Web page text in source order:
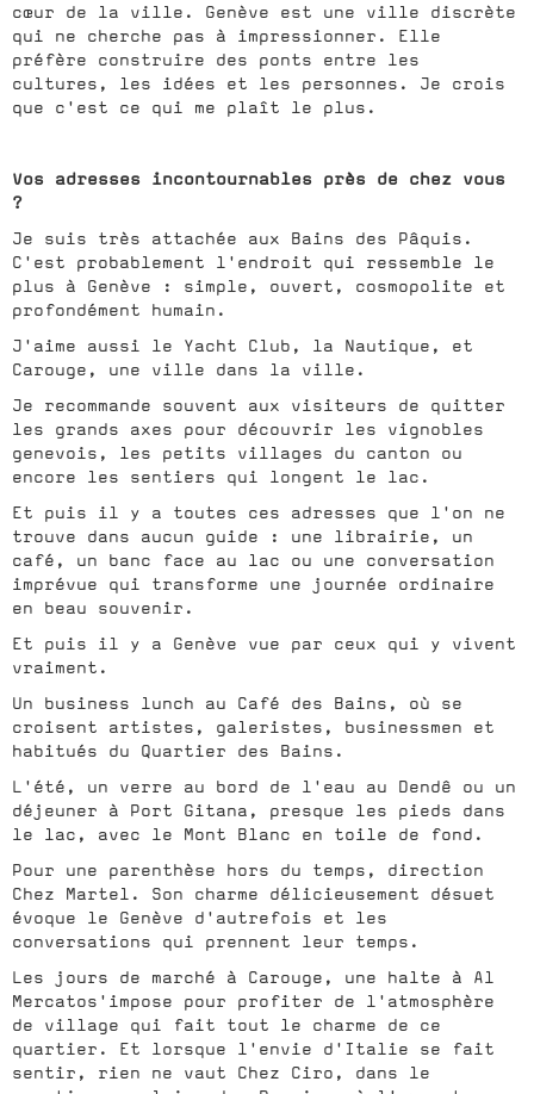
cœur de la ville. Genève est une ville discrète
qui ne cherche pas à impressionner. Elle
préfère construire des ponts entre les
cultures, les idées et les personnes. Je crois
que c'est ce qui me plaît le plus.
Vos adresses incontournables près de chez vous
?
Je suis très attachée aux Bains des Pâquis.
C'est probablement l'endroit qui ressemble le
plus à Genève : simple, ouvert, cosmopolite et
profondément humain.
J'aime aussi le Yacht Club, la Nautique, et
Carouge, une ville dans la ville.
Je recommande souvent aux visiteurs de quitter
les grands axes pour découvrir les vignobles
genevois, les petits villages du canton ou
encore les sentiers qui longent le lac.
Et puis il y a toutes ces adresses que l'on ne
trouve dans aucun guide : une librairie, un
café, un banc face au lac ou une conversation
imprévue qui transforme une journée ordinaire
en beau souvenir.
Et puis il y a Genève vue par ceux qui y vivent
vraiment.
Un business lunch au Café des Bains, où se
croisent artistes, galeristes, businessmen et
habitués du Quartier des Bains.
L'été, un verre au bord de l'eau au Dendê ou un
déjeuner à Port Gitana, presque les pieds dans
le lac, avec le Mont Blanc en toile de fond.
Pour une parenthèse hors du temps, direction
Chez Martel. Son charme délicieusement désuet
évoque le Genève d'autrefois et les
conversations qui prennent leur temps.
Les jours de marché à Carouge, une halte à Al
Mercatos'impose pour profiter de l'atmosphère
de village qui fait tout le charme de ce
quartier. Et lorsque l'envie d'Italie se fait
sentir, rien ne vaut Chez Ciro, dans le